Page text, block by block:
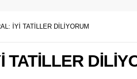
İYİ TATİLLER DİLİYORUM
TATİLLER